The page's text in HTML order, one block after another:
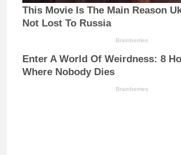
This Movie Is The Main Reason
Not Lost To Russia
Brainberries
Enter A World Of Weirdness: 8
Where Nobody Dies
Brainberries